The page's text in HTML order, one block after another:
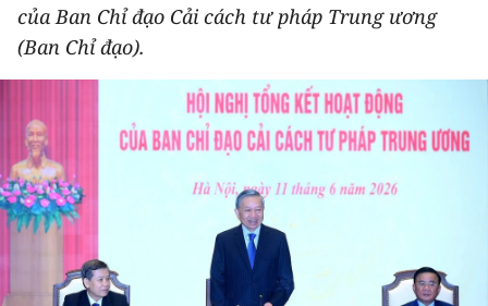
DU LỊCH
THẾ GIỚI
THỂ THAO
GIÁO DỤC
Y TẾ
KHOA HỌC - CÔNG NGHỆ
của Ban Chỉ đạo Cải cách tư pháp Trung ương
(Ban Chỉ đạo).